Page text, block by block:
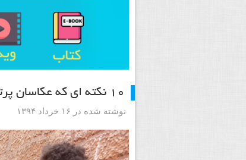
۱۰ نکته ای که عکاسان پرتره باید بدانند
نوشته شده در ۱۶ خرداد ۱۳۹۴